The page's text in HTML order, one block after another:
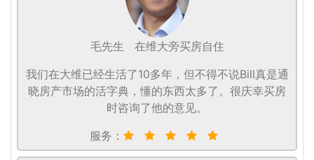
毛先生
在维大旁买房自住
我们在大维已经生活了10多年，但不得不说Bill真是通
晓房产市场的活字典，懂的东西太多了。很庆幸买房
时咨询了他的意见。
服务：